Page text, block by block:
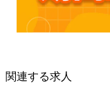
関連する求人